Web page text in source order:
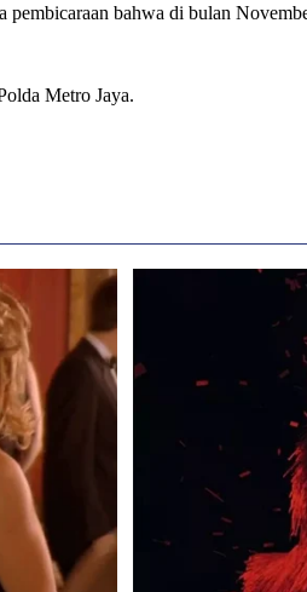
pembicaraan bahwa di bulan
Metro Jaya.